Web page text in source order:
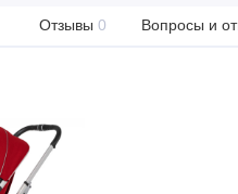
Отзывы 0 Вопросы и